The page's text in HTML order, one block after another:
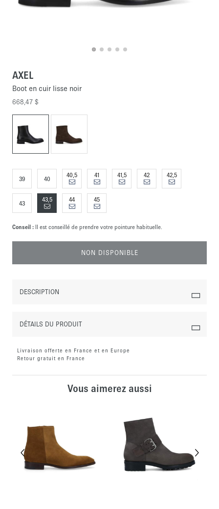
AXEL
Boot en cuir lisse noir
668,47 $
39 40
40,5 41 41,5 42 42,5
43
43,5 44 45
Conseil : Il est conseillé de prendre votre pointure habituelle.
NON DISPONIBLE
DESCRIPTION
DÉTAILS DU PRODUIT
Livraison offerte en France et en Europe
Retour gratuit en France
Vous aimerez aussi